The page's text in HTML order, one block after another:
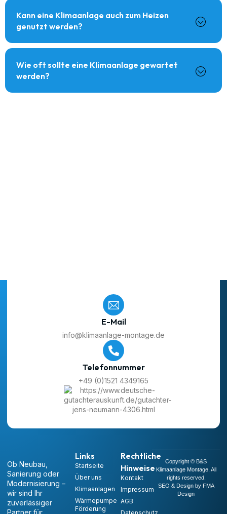
Kann eine Klimaanlage auch zum Heizen
genutzt werden?
Wie oft sollte eine Klimaanlage gewartet
werden?
Ob Neubau,
Sanierung oder
Modernisierung –
wir sind Ihr
zuverlässiger
Links
Startseite
Über uns
Klimaanlagen
Wärmepumpe
Förderung
Rechtliche
Hinweise
Kontakt
Impressum
AGB
Copyright © B&S
Klimaanlage Montage, All
rights reserved.
SEO & Design by FMA
Design
E-Mail
info@klimaanlage-montage.de
Telefonnummer
+49 (0)1521 4349165